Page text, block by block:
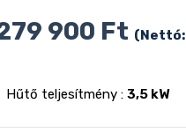
900 Ft (Nettó:
Hűtő teljesítmény : 3,5 kW